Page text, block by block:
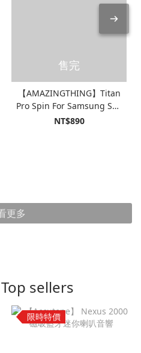
售完
【AMAZINGTHING】Titan
Pro Spin For Samsung S26
Ultra 多角度磁吸支架保護
NT$890
更多
sellers
限時特價